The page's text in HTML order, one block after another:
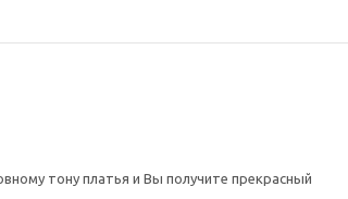
тону платья и Вы получите прекрасный